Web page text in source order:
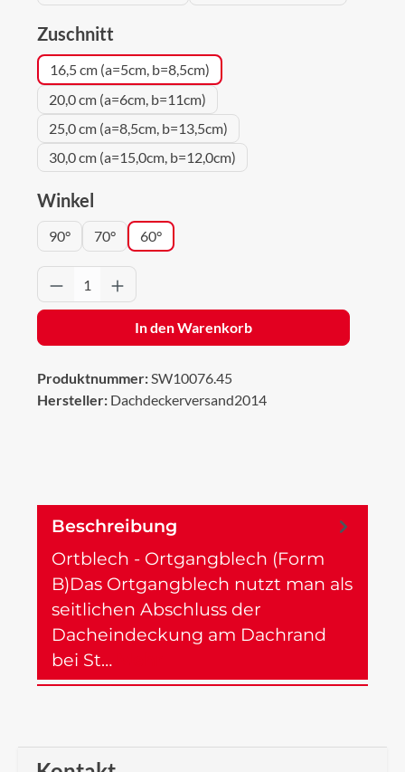
Zuschnitt
16,5 cm (a=5cm, b=8,5cm)
20,0 cm (a=6cm, b=11cm)
25,0 cm (a=8,5cm, b=13,5cm)
30,0 cm (a=15,0cm, b=12,0cm)
Winkel
90° 70° 60°
Produkt Anzahl: Gib den gewünschten
In den Warenkorb
Produktnummer:SW10076.45
Hersteller: Dachdeckerversand2014
Beschreibung
Ortblech - Ortgangblech (Form
B)Das Ortgangblech nutzt man als
seitlichen Abschluss der
Dacheindeckung am Dachrand
bei St…